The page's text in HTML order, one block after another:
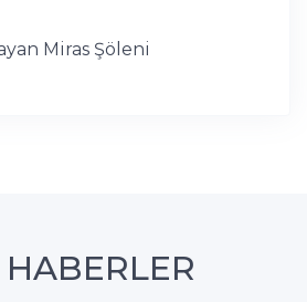
Miras Şöleni